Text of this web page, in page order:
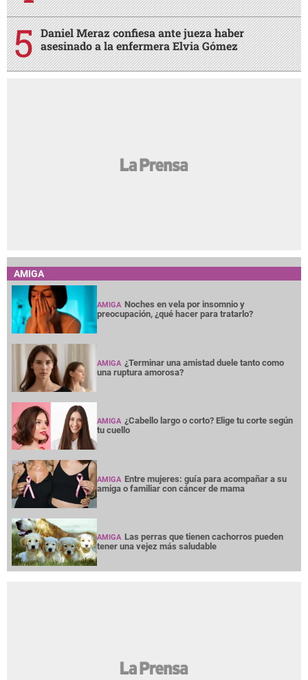
Daniel Meraz confiesa ante jueza haber
asesinado a la enfermera Elvia Gómez
AMIGA
AMIGA Noches en vela por insomnio y
preocupación, ¿qué hacer para tratarlo?
AMIGA ¿Terminar una amistad duele tanto como
una ruptura amorosa?
AMIGA ¿Cabello largo o corto? Elige tu corte según
tu cuello
AMIGA Entre mujeres: guía para acompañar a su
amiga o familiar con cáncer de mama
AMIGA Las perras que tienen cachorros pueden
tener una vejez más saludable